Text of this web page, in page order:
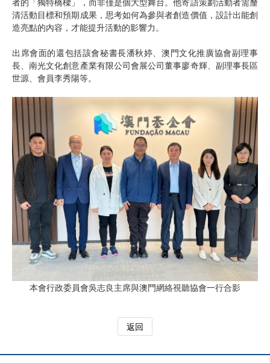
清活動目標和預期成果，思考如何為參與者創造價值，設計出能創
造亮點的內容，才能提升活動的影響力。
出席會面的還包括該會秘書長潘秋婷、澳門文化推廣協會副理事
長、南光文化創意產業有限公司會展公司董事廖奇輝、副理事長區
世源、會員李秀陽等。
本會行政委員會吳志良主席與澳門網絡視聽協會一行合影
返回